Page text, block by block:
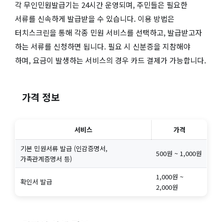
각 무인민원발급기는 24시간 운영되며, 주민들은 필요한
서류를 신속하게 발급받을 수 있습니다. 이용 방법은
터치스크린을 통해 각종 민원 서비스를 선택하고, 발급받고자
하는 서류를 신청하면 됩니다. 필요 시 신분증을 지참해야
하며, 요금이 발생하는 서비스의 경우 카드 결제가 가능합니다.
가격 정보
서비스
가격
기본 민원서류 발급 (인감증명서,
가족관계증명서 등)
500원 ~ 1,000원
확인서 발급
1,000원 ~
2,000원